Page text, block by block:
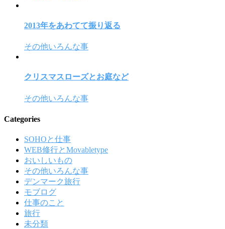
2013年をあわてて振り返る
その他いろんな事
クリスマスローズとお庭など
その他いろんな事
Categories
SOHOと仕事
WEB修行とMovabletype
おいしいもの
その他いろんな事
デンマーク旅行
モブログ
仕事のこと
旅行
未分類